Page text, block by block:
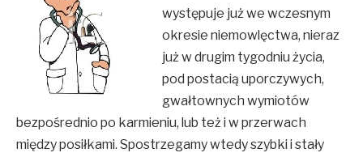
występuje już we wczesnym
okresie niemowlęctwa, nieraz
już w drugim tygodniu życia,
pod postacią uporczywych,
gwałtownych wymiotów
bezpośrednio po karmieniu, lub też i w przerwach
między posiłkami. Spostrzegamy wtedy szybki i stały